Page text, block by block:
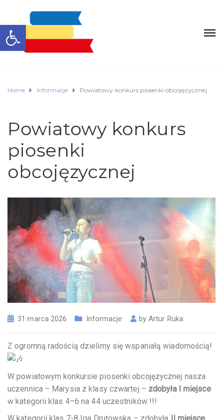
Otwórz pasek narzędzi
Home Informacje Powiatowy konkurs piosenki obcojęzycznej
Powiatowy konkurs
piosenki
obcojęzycznej
31 marca 2026 Informacje by Artur Ruka
Z ogromną radością dzielimy się wspaniałą wiadomością!
W powiatowym konkursie piosenki obcojęzycznej nasza
uczennica – Marysia z klasy czwartej – zdobyła I miejsce
w kategorii klas 4–6 na 44 uczestników !!!